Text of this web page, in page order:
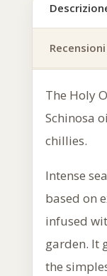
The Holy
Schinosa
chillies.
Intense
based on
infused
garden. It
the